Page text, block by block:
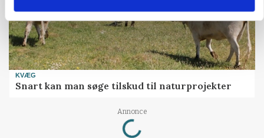
KVÆG
Snart kan man søge tilskud til naturprojekter
Annonce
Loading...